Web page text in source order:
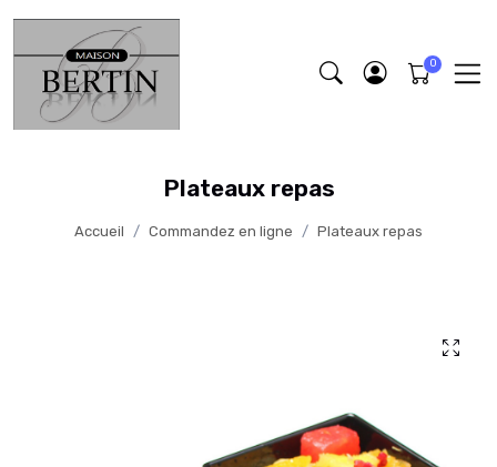
Plateaux repas
Accueil Commandez en ligne Plateaux repas